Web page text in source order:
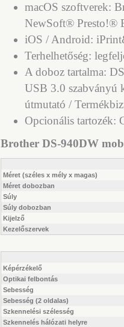
macOS szoftverek:
NewSoft® Presto!®
iOS / Android:
Terhelhetőség:
A doboz tartalma:
USB 3.0 szabványú
útmutató /
Opcionális tartozék:
Brother DS-940DW
Méret (széles x mély x magas)
Méret dobozban
Súly
Súly dobozban
Kijelző
Kezelőszervek
Képérzékelő
Optikai felbontás
Sebesség
Sebesség (2 oldalas)
Szkennelési szélesség
Szkennelés hálózati helyre